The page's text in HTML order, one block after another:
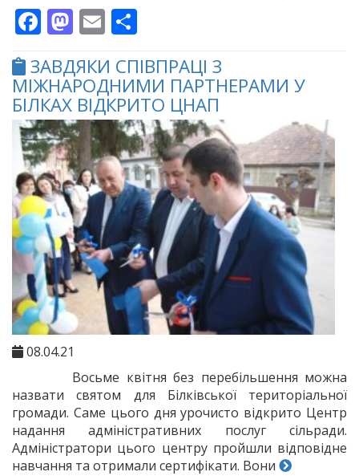
Facebook
Mastodon
Email
ЗАВДЯКИ СПІВПРАЦІ З
МІЖНАРОДНИМИ ПАРТНЕРАМИ У
БІЛКАХ ВІДКРИТО ЦНАП
08.04.21
Восьме квітня без перебільшення можна
назвати святом для Білківської територіальної
громади. Саме цього дня урочисто відкрито Центр
надання адміністративних послуг сільради.
Адміністратори цього центру пройшли відповідне
навчання та отримали сертифікати. Вони